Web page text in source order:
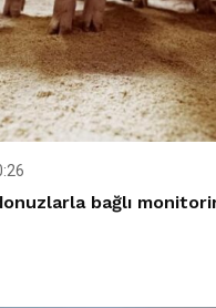
bağlı